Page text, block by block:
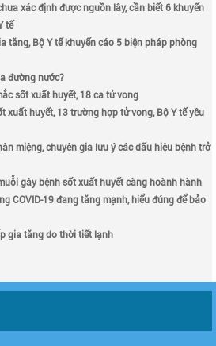
xác định được nguồn lây, cần biết 6 khuyến
tế
tăng, Bộ Y tế khuyến cáo 5 biện pháp phòng
đường nước?
sốt xuất huyết, 18 ca tử vong
xuất huyết, 13 trường hợp tử vong, Bộ Y tế yêu
miệng, chuyên gia lưu ý các dấu hiệu bệnh trở
gây bệnh sốt xuất huyết càng hoành hành
COVID-19 đang tăng mạnh, hiểu đúng để bảo
gia tăng do thời tiết lạnh